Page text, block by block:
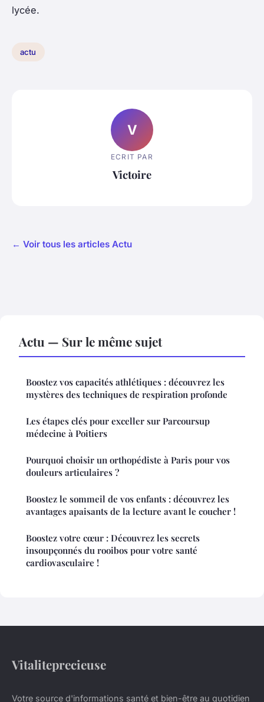
lycée.
actu
V
ECRIT PAR
Victoire
← Voir tous les articles Actu
Actu — Sur le même sujet
Boostez vos capacités athlétiques : découvrez les
mystères des techniques de respiration profonde
Les étapes clés pour exceller sur Parcoursup
médecine à Poitiers
Pourquoi choisir un orthopédiste à Paris pour vos
douleurs articulaires ?
Boostez le sommeil de vos enfants : découvrez les
avantages apaisants de la lecture avant le coucher !
Boostez votre cœur : Découvrez les secrets
insoupçonnés du rooibos pour votre santé
cardiovasculaire !
Vitaliteprecieuse
Votre source d'informations santé et bien-être au quotidien